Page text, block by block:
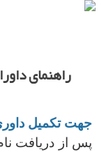
راهنمای
جهت تکمیل
پس از دریافت